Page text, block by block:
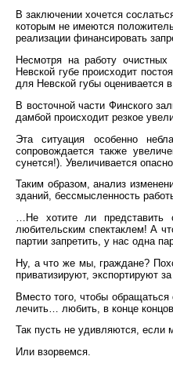
В заключении хочется
которым не имеются
реализации финансировать
Несмотря на работу очистных
Невской губе происходит
для Невской губы
В восточной части Финского
дамбой происходит резкое
Эта ситуация особенно
сопровождается также
сунется!). Увеличивается
Таким образом, анализ
зданий, бессмысленность
…Не хотите ли представить
любительским спектаклем! А
партии запретить, у нас одна
Ну, а что же мы, граждане?
приватизируют, экспортируют
Вместо того, чтобы обращаться
лечить… любить, в конце
Так пусть не удивляются, если
Или взорвемся.